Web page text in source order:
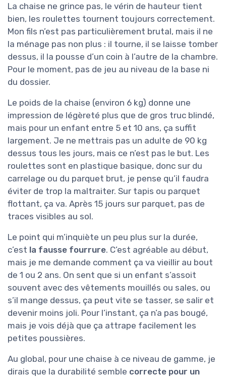
La chaise ne grince pas, le vérin de hauteur tient
bien, les roulettes tournent toujours correctement.
Mon fils n’est pas particulièrement brutal, mais il ne
la ménage pas non plus : il tourne, il se laisse tomber
dessus, il la pousse d’un coin à l’autre de la chambre.
Pour le moment, pas de jeu au niveau de la base ni
du dossier.
Le poids de la chaise (environ 6 kg) donne une
impression de légèreté plus que de gros truc blindé,
mais pour un enfant entre 5 et 10 ans, ça suffit
largement. Je ne mettrais pas un adulte de 90 kg
dessus tous les jours, mais ce n’est pas le but. Les
roulettes sont en plastique basique, donc sur du
carrelage ou du parquet brut, je pense qu’il faudra
éviter de trop la maltraiter. Sur tapis ou parquet
flottant, ça va. Après 15 jours sur parquet, pas de
traces visibles au sol.
Le point qui m’inquiète un peu plus sur la durée,
c’est la fausse fourrure. C’est agréable au début,
mais je me demande comment ça va vieillir au bout
de 1 ou 2 ans. On sent que si un enfant s’assoit
souvent avec des vêtements mouillés ou sales, ou
s’il mange dessus, ça peut vite se tasser, se salir et
devenir moins joli. Pour l’instant, ça n’a pas bougé,
mais je vois déjà que ça attrape facilement les
petites poussières.
Au global, pour une chaise à ce niveau de gamme, je
dirais que la durabilité semble correcte pour un